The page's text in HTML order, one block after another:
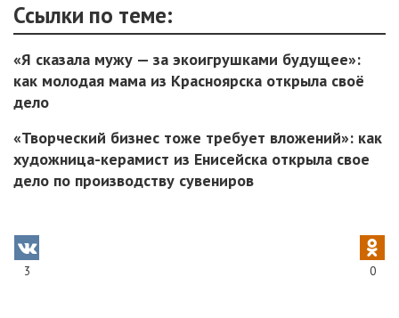
Ссылки по теме:
«Я сказала мужу — за экоигрушками будущее»:
как молодая мама из Красноярска открыла своё
дело
«Творческий бизнес тоже требует вложений»: как
художница-керамист из Енисейска открыла свое
дело по производству сувениров
3 0